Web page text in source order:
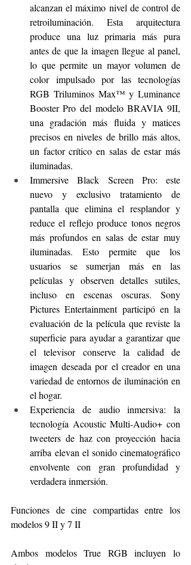
alcanzan el máximo nivel de control de
retroiluminación. Esta arquitectura
produce una luz primaria más pura
antes de que la imagen llegue al panel,
lo que permite un mayor volumen de
color impulsado por las tecnologías
RGB Triluminos Max™ y Luminance
Booster Pro del modelo BRAVIA 9II,
una gradación más fluida y matices
precisos en niveles de brillo más altos,
un factor crítico en salas de estar más
iluminadas.
Immersive Black Screen Pro: este
nuevo y exclusivo tratamiento de
pantalla que elimina el resplandor y
reduce el reflejo produce tonos negros
más profundos en salas de estar muy
iluminadas. Esto permite que los
usuarios se sumerjan más en las
películas y observen detalles sutiles,
incluso en escenas oscuras. Sony
Pictures Entertainment participó en la
evaluación de la película que reviste la
superficie para ayudar a garantizar que
el televisor conserve la calidad de
imagen deseada por el creador en una
variedad de entornos de iluminación en
el hogar.
Experiencia de audio inmersiva: la
tecnología Acoustic Multi-Audio+ con
tweeters de haz con proyección hacia
arriba elevan el sonido cinematográfico
envolvente con gran profundidad y
verdadera inmersión.
Funciones de cine compartidas entre los
modelos 9 II y 7 II
Ambos modelos True RGB incluyen lo